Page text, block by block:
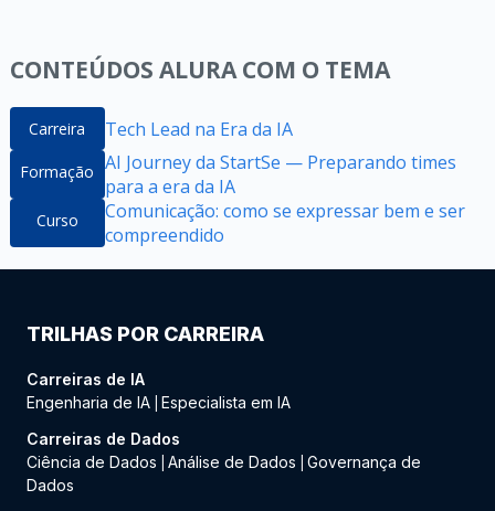
CONTEÚDOS ALURA COM O TEMA
Carreira Tech Lead na Era da IA
Formação AI Journey da StartSe — Preparando times
para a era da IA
Curso
Comunicação: como se expressar bem e ser
compreendido
TRILHAS POR CARREIRA
Carreiras de IA
Engenharia de IA Especialista em IA
Carreiras de Dados
Ciência de Dados
Análise de Dados
Governança de
Dados